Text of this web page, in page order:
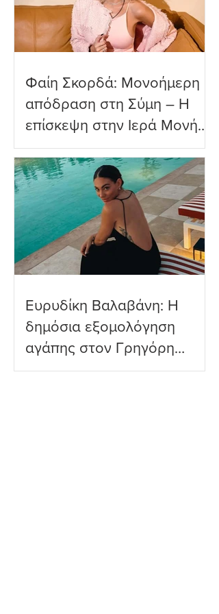
Φαίη Σκορδά: Μονοήμερη
απόδραση στη Σύμη – Η
επίσκεψη στην Ιερά Μονή
Πανορμίτη
Ευρυδίκη Βαλαβάνη: Η
δημόσια εξομολόγηση
αγάπης στον Γρηγόρη
Μόργκαν – «Τα όνειρα